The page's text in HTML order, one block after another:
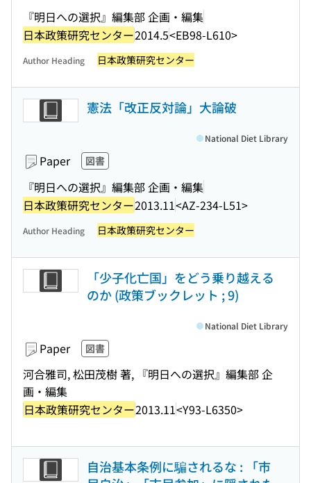
『明日への選択』編集部 企画・編集
日本政策研究センター2014.5<EB98-L610>
Author Heading 日本政策研究センター
憲法「改正反対論」大論破
Paper 図書
『明日への選択』編集部 企画・編集
日本政策研究センター2013.11<AZ-234-L51>
National Diet Library
Author Heading 日本政策研究センター
「少子化亡国」をどう乗り越える
のか (政策ブックレット ; 9)
Paper 図書
河合雅司, 松田茂樹 著, 『明日への選択』編集部 企
画・編集
日本政策研究センター2013.11<Y93-L6350>
National Diet Library
自治基本条例に騙されるな : 「市